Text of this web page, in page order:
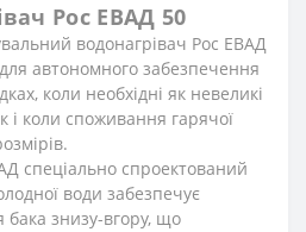
Рос ЕВАД 50
водонагрівач Рос ЕВАД
автономного забезпечення
коли необхідні як невеликі
і коли споживання гарячої
спеціально спроектований
води забезпечує
бака знизу-вгору, що